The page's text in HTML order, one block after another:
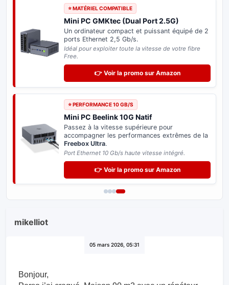
⭐ MATÉRIEL COMPATIBLE
Mini PC GMKtec (Dual Port 2.5G)
Un ordinateur compact et puissant équipé de 2
ports Ethernet 2,5 Gb/s.
Idéal pour exploiter toute la vitesse de votre fibre
Free.
👉 Voir la promo sur Amazon
⭐ PERFORMANCE 10 GB/S
Mini PC Beelink 10G Natif
Passez à la vitesse supérieure pour
accompagner les performances extrêmes de la
Freebox Ultra.
Port Ethernet 10 Gb/s haute vitesse intégré.
👉 Voir la promo sur Amazon
mikelliot
05 mars 2026, 05:31
Bonjour,